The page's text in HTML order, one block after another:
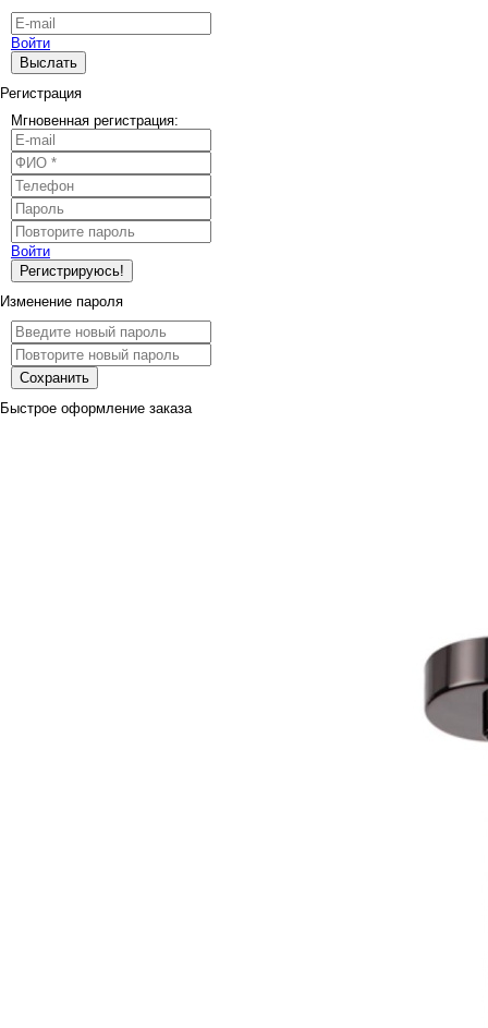
Войти
Выслать
Регистрация
Мгновенная регистрация:
Войти
Регистрируюсь!
Изменение пароля
Сохранить
Быстрое оформление заказа